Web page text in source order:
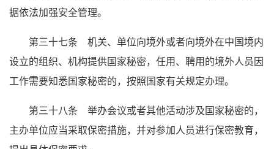
据依法加强安全管理。
第三十七条 机关、单位向境外或者向境外在中国境内
设立的组织、机构提供国家秘密，任用、聘用的境外人员因
工作需要知悉国家秘密的，按照国家有关规定办理。
第三十八条 举办会议或者其他活动涉及国家秘密的，
主办单位应当采取保密措施，并对参加人员进行保密教育，